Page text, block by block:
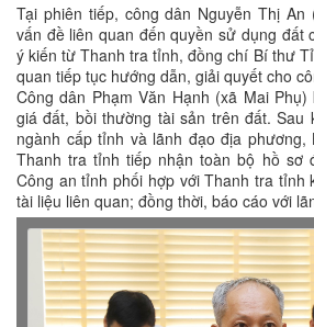
Tại phiên tiếp, công dân Nguyễn Thị An
vấn đề liên quan đến quyền sử dụng đất
ý kiến từ Thanh tra tỉnh, đồng chí Bí thư
quan tiếp tục hướng dẫn, giải quyết cho
Công dân Phạm Văn Hạnh (xã Mai
giá đất, bồi thường tài sản trên đất. Sau
ngành cấp tỉnh và lãnh đạo địa
Thanh tra tỉnh tiếp nhận toàn bộ hồ sơ
Công an tỉnh phối hợp với Thanh tra tỉnh
tài liệu liên quan; đồng thời, báo cáo với